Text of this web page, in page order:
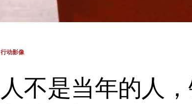
行动影像
人不是当年的人